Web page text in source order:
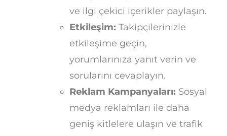
ve ilgi çekici içerikler paylaşın.
Etkileşim: Takipçilerinizle
etkileşime geçin,
yorumlarınıza yanıt verin ve
sorularını cevaplayın.
Reklam Kampanyaları: Sosyal
medya reklamları ile daha
geniş kitlelere ulaşın ve trafik